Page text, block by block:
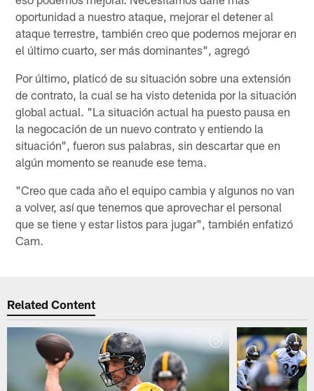
oportunidad a nuestro ataque, mejorar el detener al
ataque terrestre, también creo que podemos mejorar en
el último cuarto, ser más dominantes", agregó
Por último, platicó de su situación sobre una extensión
de contrato, la cual se ha visto detenida por la situación
global actual. "La situación actual ha puesto pausa en
la negocación de un nuevo contrato y entiendo la
situación", fueron sus palabras, sin descartar que en
algún momento se reanude ese tema.
"Creo que cada año el equipo cambia y algunos no van
a volver, así que tenemos que aprovechar el personal
que se tiene y estar listos para jugar", también enfatizó
Cam.
Related Content